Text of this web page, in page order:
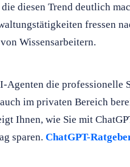
diesen Trend deutlich
fressen
Wissensarbeitern.
Agenten die professionelle
im privaten Bereich
Ihnen, wie Sie mit
sparen. ChatGPT-